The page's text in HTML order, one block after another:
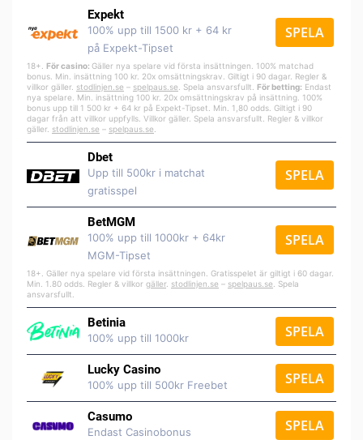
Expekt
100% upp till 1500 kr + 64 kr
på Expekt-Tipset
SPELA
18+. För casino: Gäller nya spelare vid första insättningen. 100% matchad
bonus. Min. insättning 100 kr. 20x omsättningskrav. Giltigt i 90 dagar. Regler &
villkor gäller. stodlinjen.se – spelpaus.se . Spela ansvarsfullt. För betting: Endast
nya spelare. Min. insättning 100 kr. 20x omsättningskrav på insättning. 100%
bonus upp till 1 500 kr + 64 kr på Expekt-Tipset. Min. 1,80 odds. Giltigt i 90
dagar från att villkor uppfylls. Villkor gäller. Spela ansvarsfullt. Regler & villkor
gäller. stodlinjen.se – spelpaus.se
Dbet
Upp till 500kr i matchat
gratisspel
SPELA
BetMGM
100% upp till 1000kr + 64kr
MGM-Tipset
SPELA
18+. Gäller nya spelare vid första insättningen. Gratisspelet är giltigt i 60 dagar.
Min. 1.80 odds. Regler & villkor gäller stodlinjen.se – spelpaus.se . Spela
ansvarsfullt.
Betinia
100% upp till 1000kr SPELA
Lucky Casino
100% upp till 500kr Freebet SPELA
Casumo
Endast Casinobonus SPELA